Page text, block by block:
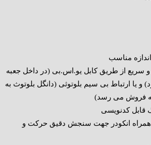
مناسب
و سریع از طریق کابل یو.اس.بی (در داخل جعبه
و یا ارتباط بی سیم بلوتوثی (دانگل بلوتوث به
فروش می رسد)
همراه انکودر جهت سنجش دقیق حرکت و